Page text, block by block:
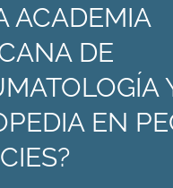
ACADEMIA
DE
EN